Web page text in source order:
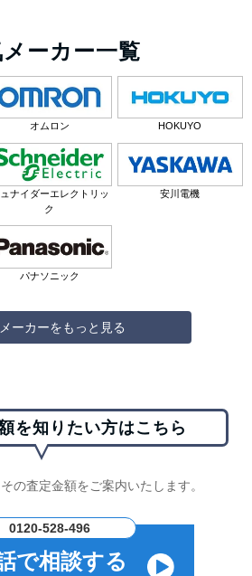
メーカー一覧
オムロン HOKUYO
ナイダーエレクトリッ
ク
安川電機
パナソニック
ーカーをもっと見る
を知りたい方はこちら
の査定金額をご案内いたします。
0120-528-496
で相談する